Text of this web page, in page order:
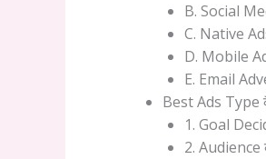
B. Social
C. Native
D. Mobile
E. Email
Best Ads Type
1. Goal
2. Audience